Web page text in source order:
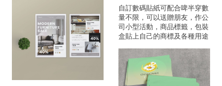
自訂數碼貼紙可配合啤半穿數
量不限，可以送贈朋友，作公
司小型活動，商品標籤，包裝
盒貼上自己的商標及各種用途